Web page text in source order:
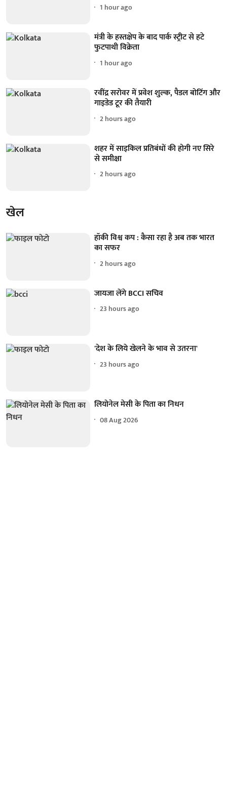
1 hour ago
मंत्री के हस्तक्षेप के बाद पार्क स्ट्रीट से हटे
फुटपाथी विक्रेता
1 hour ago
रवींद्र सरोवर में प्रवेश शुल्क, पैडल बोटिंग और
गाइडेड टूर की तैयारी
2 hours ago
शहर में साइकिल प्रतिबंधों की होगी नए सिरे
से समीक्षा
2 hours ago
खेल
हॉकी विश्व कप : कैसा रहा है अब तक भारत
का सफर
2 hours ago
जायजा लेंगे BCCI सचिव
23 hours ago
'देश के लिये खेलने के भाव से उतरना'
23 hours ago
लियोनेल मेसी के पिता का निधन
08 Aug 2026